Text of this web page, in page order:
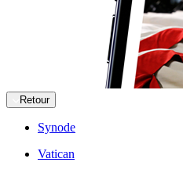
Retour
Synode
Vatican